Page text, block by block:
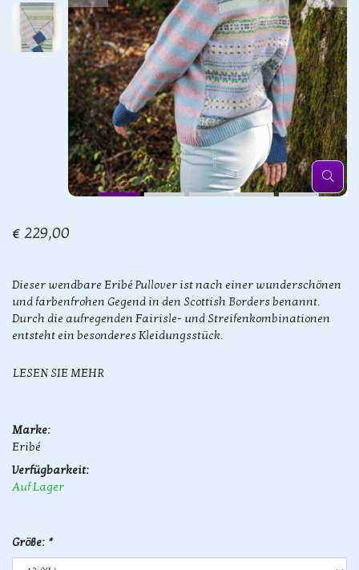
€ 229,00
Dieser wendbare Eribé Pullover ist nach einer wunderschönen
und farbenfrohen Gegend in den Scottish Borders benannt.
Durch die aufregenden Fairisle- und Streifenkombinationen
entsteht ein besonderes Kleidungsstück.
LESEN SIE MEHR
Marke:
Eribé
Verfügbarkeit:
Auf Lager
Größe: *